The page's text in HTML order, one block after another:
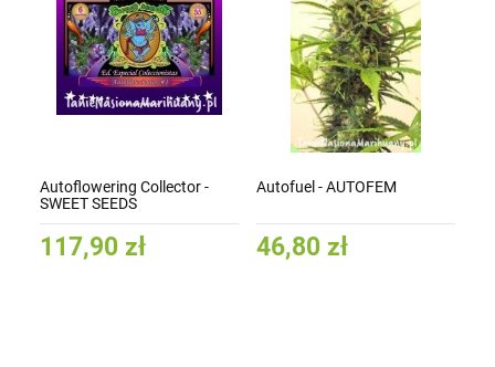
Autoflowering Collector -
SWEET SEEDS
117,90 zł
Autofuel - AUTOFEM
46,80 zł